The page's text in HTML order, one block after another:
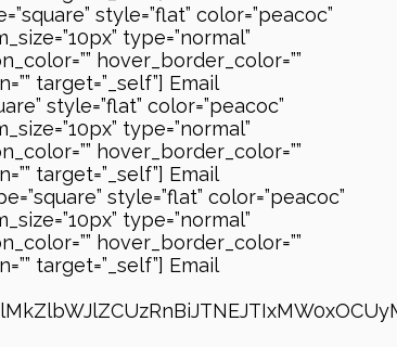
style=”flat” color=”peacoc”
type=”normal”
hover_border_color=””
target=”_self”] Email
style=”flat” color=”peacoc”
type=”normal”
hover_border_color=””
target=”_self”] Email
style=”flat” color=”peacoc”
type=”normal”
hover_border_color=””
target=”_self”] Email